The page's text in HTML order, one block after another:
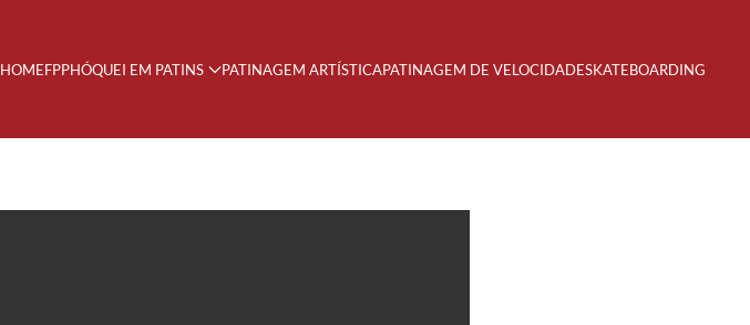
HOMEFPPHÓQUEI EM PATINS PATINAGEM ARTÍSTICAPATINAGEM DE VELOCIDADESKATEBOARDING